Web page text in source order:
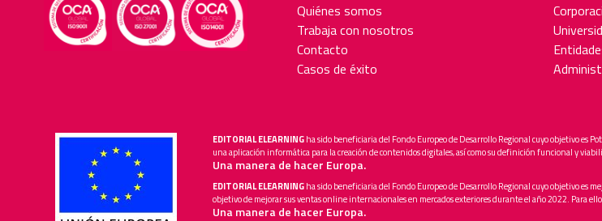
Quiénes somos
Trabaja con nosotros
Contacto
Casos de éxito
EDITORIAL ELEARNINGha sido beneficiaria del Fondo Europeo de Desarrollo Regional cuyo objetivo es
una aplicación informática para la creación de contenidos digitales, así como su definición funcional y
Una manera de hacer Europa.
EDITORIAL ELEARNINGha sido beneficiaria del Fondo Europeo de Desarrollo Regional cuyo objetivo es
objetivo de mejorar sus ventas online internacionales en mercados exteriores durante el año 2022. Para
Una manera de hacer Europa.